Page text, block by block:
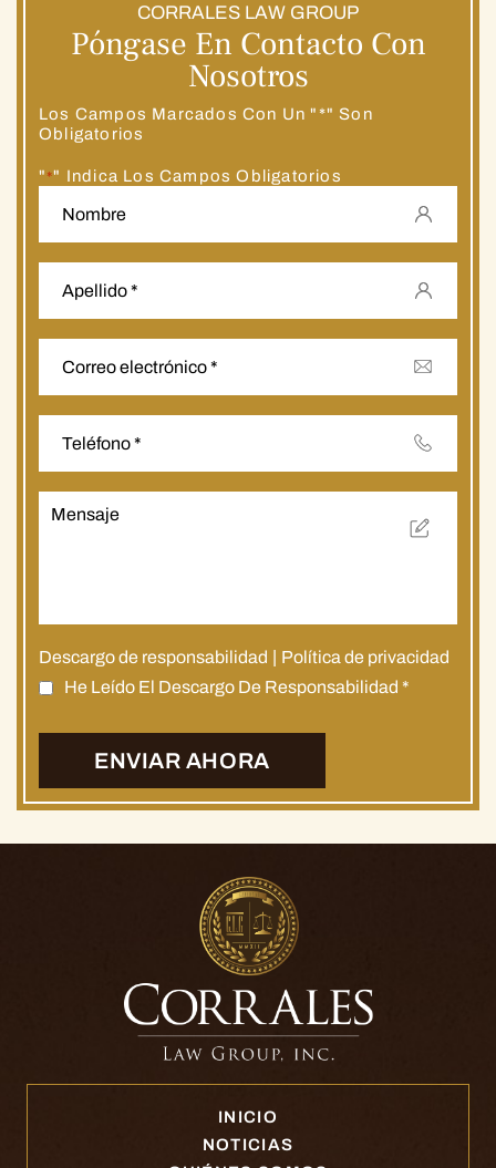
CORRALES LAW GROUP
Póngase En Contacto Con
Nosotros
Los Campos Marcados Con Un "*" Son
Obligatorios
" *" Indica Los Campos Obligatorios
Descargo de responsabilidad
Política de privacidad
He Leído El Descargo De Responsabilidad *
INICIO
NOTICIAS